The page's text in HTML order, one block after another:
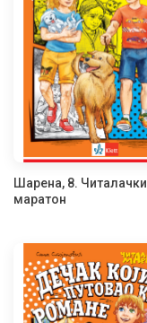
Шарена, 8. Читалачки
маратон